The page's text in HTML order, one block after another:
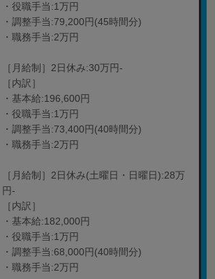
・役職手当:1万円
・調整手当:79,200円(45時間分)
・職務手当:2万円
［月給制］2日休み:30万円-
［内訳］
・基本給:196,600円
・役職手当:1万円
・調整手当:73,400円(40時間分)
・職務手当:2万円
［月給制］2日休み(土曜日・日曜日):28万
円-
［内訳］
・基本給:182,000円
・役職手当:1万円
・調整手当:68,000円(40時間分)
・職務手当:2万円